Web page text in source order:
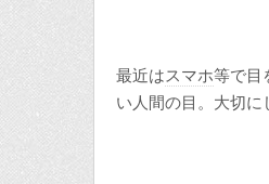
最近はスマホ等で目
い人間の目。大切に